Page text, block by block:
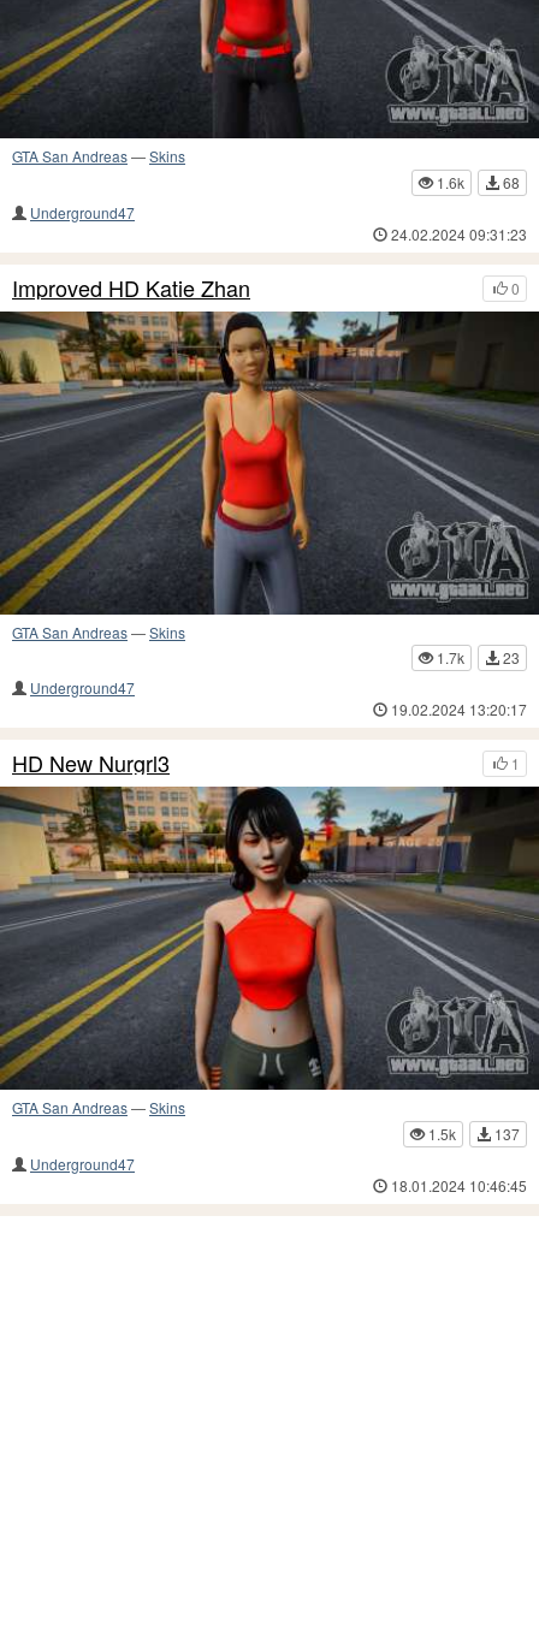
GTA San Andreas—Skins
1.6k
68
Underground47
24.02.2024 09:31:23
0
Improved HD Katie Zhan
GTA San Andreas—Skins
1.7k
23
Underground47
19.02.2024 13:20:17
1
HD New Nurgrl3
GTA San Andreas—Skins
1.5k
137
Underground47
18.01.2024 10:46:45